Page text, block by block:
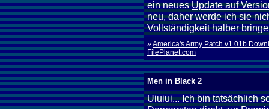
ein neuesUpdate auf
neu, daher werde ich sie
Vollständigkeit halber
»America's Army Patch v1.01b
FilePlanet.com
Men in Black 2
Uiuiui... Ich bin tatsächlich